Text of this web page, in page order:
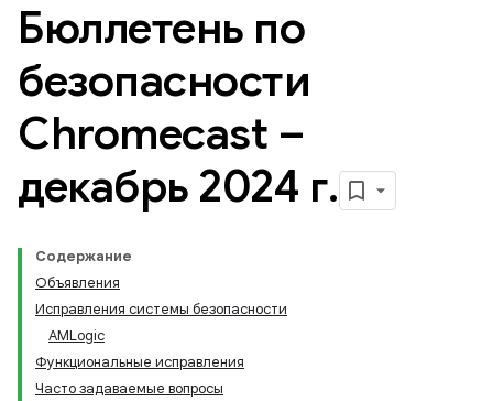
Бюллетень по
безопасности
Chromecast –
декабрь 2024 г.
Содержание
Объявления
Исправления системы безопасности
AMLogic
Функциональные исправления
Часто задаваемые вопросы